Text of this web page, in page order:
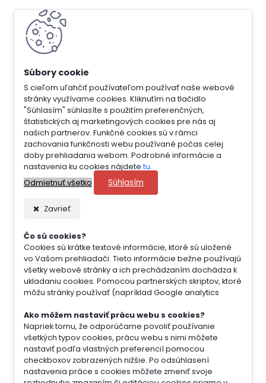
S cieľom uľahčiť používateľom používať naše webové
stránky využívame cookies. Kliknutím na tlačidlo
"Súhlasím" súhlasíte s použitím preferenčných,
štatistických aj marketingových cookies pre nás aj
našich partnerov. Funkčné cookies sú v rámci
zachovania funkčnosti webu používané počas celej
doby prehliadania webom. Podrobné informácie a
nastavenia ku cookies nájdete tu.
Odmietnuť všetko
Súhlasím
Zavrieť
Čo sú cookies?
Cookies sú krátke textové informácie, ktoré sú uložené
vo Vašom prehliadači. Tieto informácie bežne používajú
všetky webové stránky a ich prechádzaním dochádza k
ukladaniu cookies. Pomocou partnerských skriptov, ktoré
môžu stránky používať (napríklad Google analytics
Ako môžem nastaviť prácu webu s cookies?
Napriek tomu, že odporúčame povoliť používanie
všetkých typov cookies, prácu webu s nimi môžete
nastaviť podľa vlastných preferencií pomocou
checkboxov zobrazených nižšie. Po odsúhlasení
nastavenia práce s cookies môžete zmeniť svoje